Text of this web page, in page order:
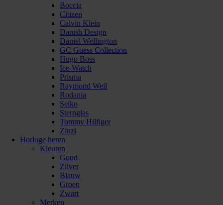
Boccia
Citizen
Calvin Klein
Danish Design
Daniel Wellington
GC Guess Collection
Hugo Boss
Ice-Watch
Prisma
Raymond Weil
Rodania
Seiko
Sternglas
Tommy Hilfiger
Zinzi
Horloge heren
Kleuren
Goud
Zilver
Blauw
Groen
Zwart
Merken